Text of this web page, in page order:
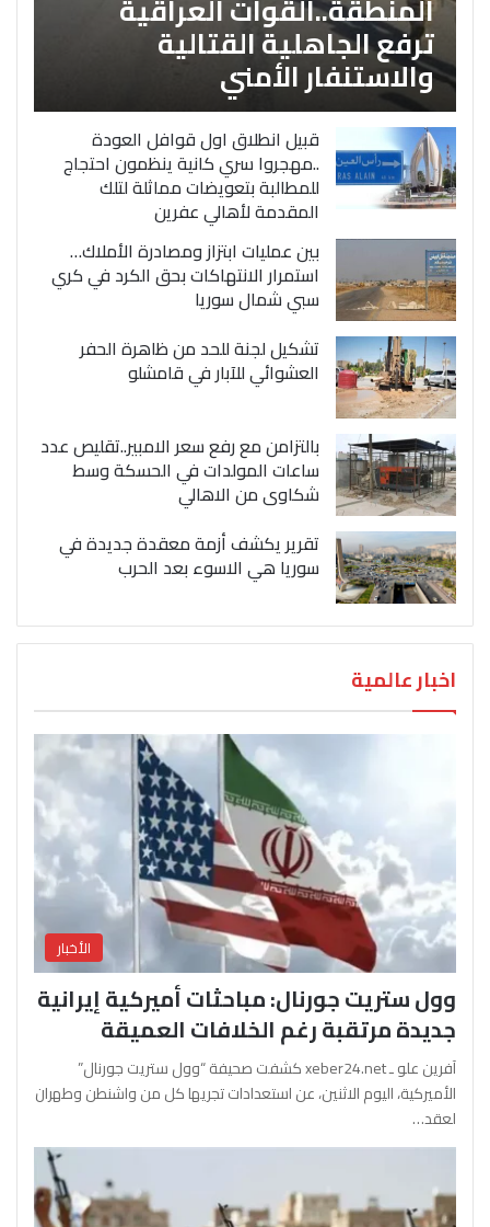
ترفع الجاهلية القتالية
والاستنفار الأمني
قبيل انطلاق اول قوافل العودة
..مهجروا سري كانية ينظمون احتجاج
للمطالبة بتعويضات مماثلة لتلك
المقدمة لأهالي عفرين
بين عمليات ابتزاز ومصادرة الأملاك…
استمرار الانتهاكات بحق الكرد في كري
سبي شمال سوريا
تشكيل لجنة للحد من ظاهرة الحفر
العشوائي للآبار في قامشلو
بالتزامن مع رفع سعر الامبير..تقليص عدد
ساعات المولدات في الحسكة وسط
شكاوى من الاهالي
تقرير يكشف أزمة معقدة جديدة في
سوريا هي الاسوء بعد الحرب
اخبار عالمية
الأخبار
وول ستريت جورنال: مباحثات أميركية إيرانية
جديدة مرتقبة رغم الخلافات العميقة
آفرين علو ـ xeber24.net كشفت صحيفة “وول ستريت جورنال”
الأميركية، اليوم الاثنين، عن استعدادات تجريها كل من واشنطن وطهران
لعقد…